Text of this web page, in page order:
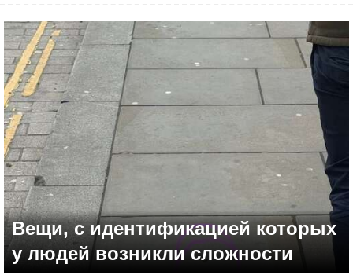
Вещи, с идентификацией которых
у людей возникли сложности